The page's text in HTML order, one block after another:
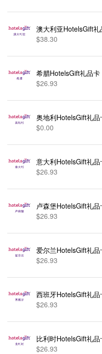
$38.30
$26.93
$0.00
$26.93
$26.93
$26.93
$26.93
$26.93